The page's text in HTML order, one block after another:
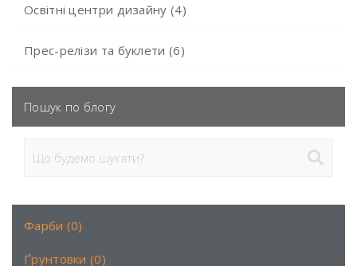
Освітні центри дизайну (4)
Прес-релізи та буклети (6)
Пошук по блогу
Фарби (0)
Ґрунтовки (0)